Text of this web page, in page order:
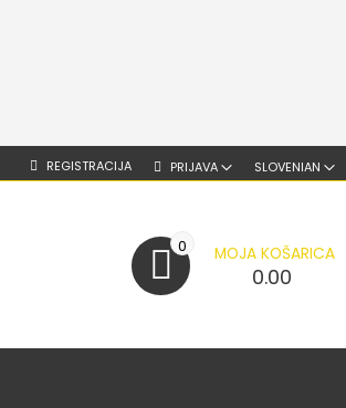
SLOVENIAN
PRIJAVA
REGISTRACIJA
MOJA KOŠARICA
0.00
0